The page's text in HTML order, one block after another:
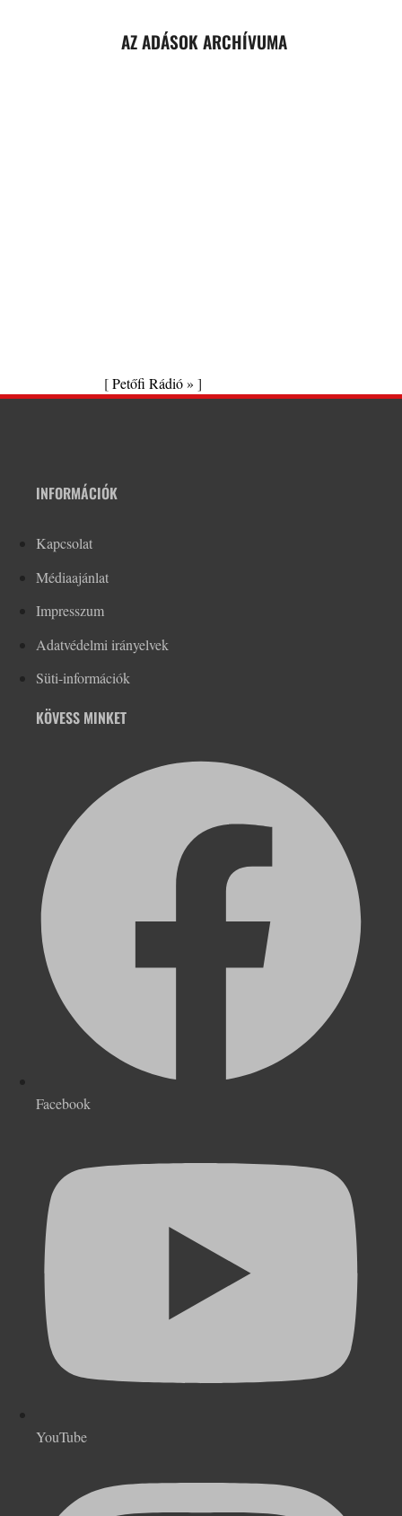
AZ ADÁSOK ARCHÍVUMA
[Petőfi Rádió » ]
INFORMÁCIÓK
Kapcsolat
Médiaajánlat
Impresszum
Adatvédelmi irányelvek
Süti-információk
KÖVESS MINKET
Facebook
YouTube